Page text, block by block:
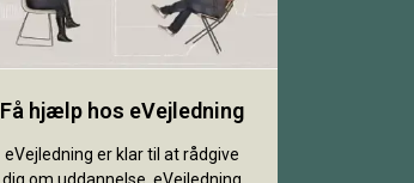
Få hjælp hos eVejledning
eVejledning er klar til at rådgive
dig om uddannelse. eVejledning